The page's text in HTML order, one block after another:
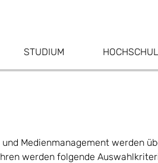
STUDIUM
Medienmanagement werden
werden folgende